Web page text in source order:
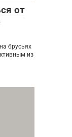
от
брусьях
из